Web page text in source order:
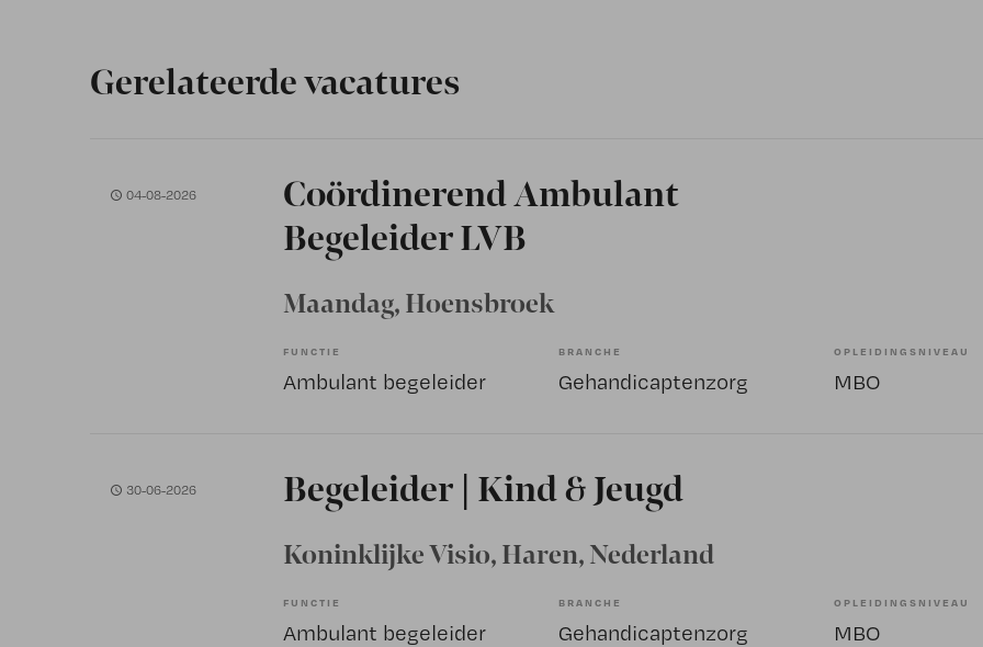
Gerelateerde vacatures
04-08-2026
Coördinerend Ambulant
Begeleider LVB
Maandag, Hoensbroek
FUNCTIE
Ambulant begeleider
BRANCHE
Gehandicaptenzorg
OPLEIDINGSNIVEAU
MBO
30-06-2026 Begeleider | Kind & Jeugd
Koninklijke Visio, Haren, Nederland
FUNCTIE
Ambulant begeleider
BRANCHE
Gehandicaptenzorg
OPLEIDINGSNIVEAU
MBO